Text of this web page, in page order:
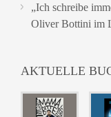
„Ich schreibe
Oliver Bottini im
AKTUELLE